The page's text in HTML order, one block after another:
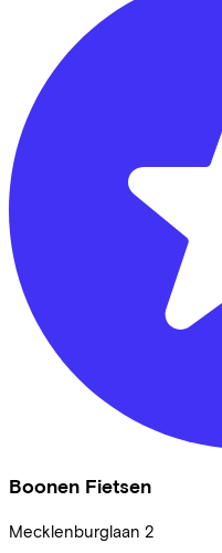
Boonen Fietsen
Mecklenburglaan 2